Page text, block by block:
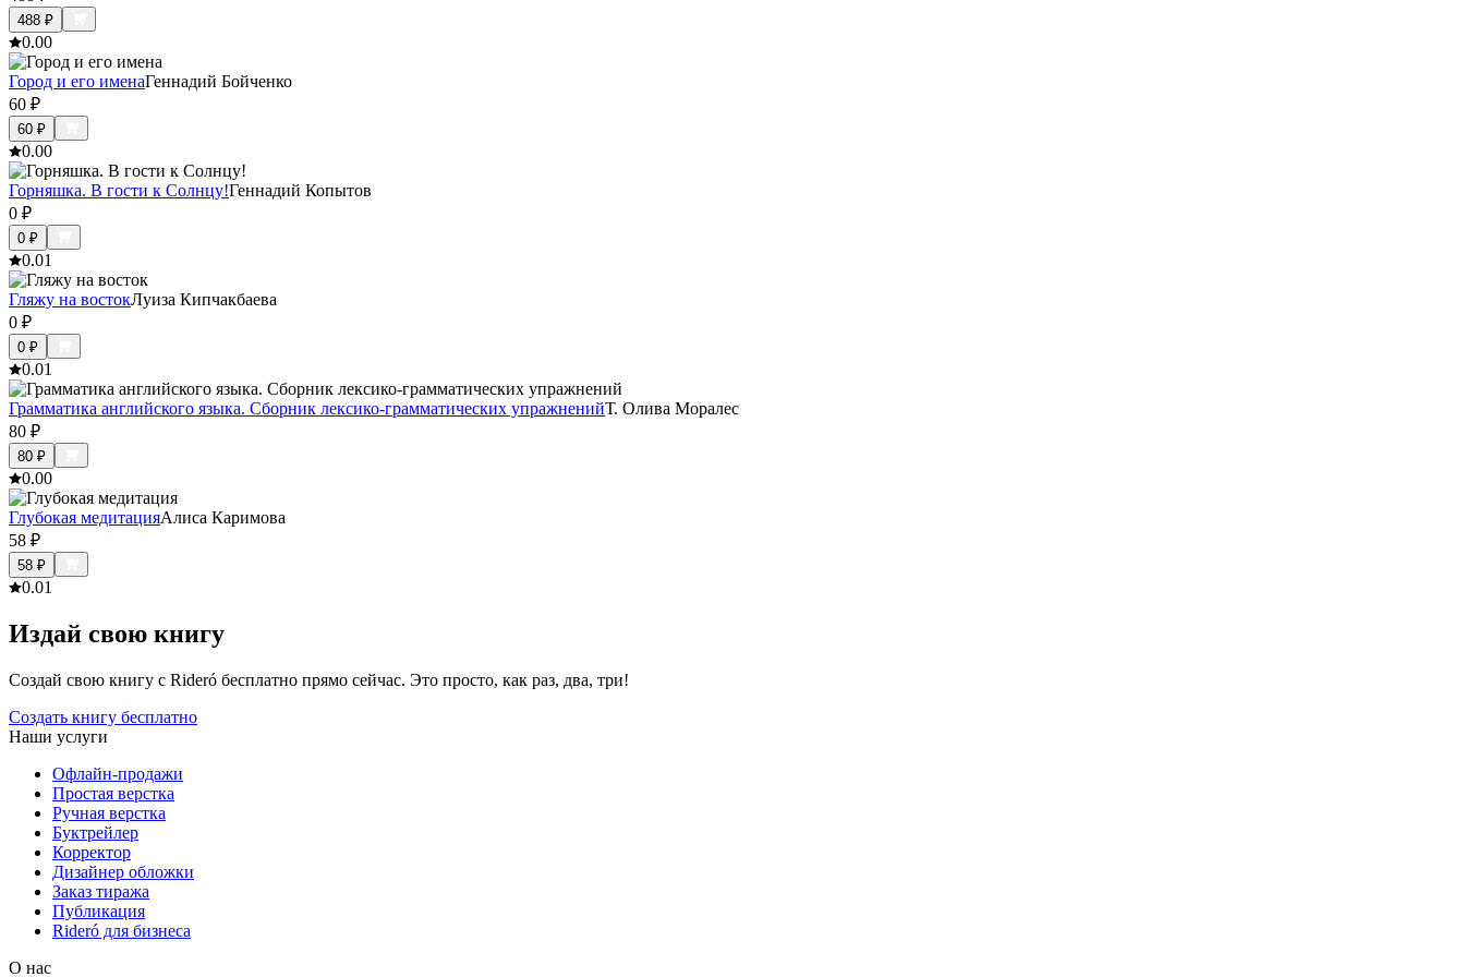
488 ₽
0.00
Город и его именаГеннадий Бойченко
60 ₽
60 ₽
0.00
Горняшка. В гости к Солнцу!Геннадий Копытов
0 ₽
0 ₽
0.01
Гляжу на востокЛуиза Кипчакбаева
0 ₽
0 ₽
0.01
Грамматика английского языка. Сборник лексико-грамматических упражненийТ. Олива Моралес
80 ₽
80 ₽
0.00
Глубокая медитацияАлиса Каримова
58 ₽
58 ₽
0.01
Издай свою книгу
Создай свою книгу с Rideró бесплатно прямо сейчас. Это просто, как раз, два, три!
Создать книгу бесплатно
Наши услуги
Офлайн-продажи
Простая верстка
Ручная верстка
Буктрейлер
Корректор
Дизайнер обложки
Заказ тиража
Публикация
Rideró для бизнеса
О нас